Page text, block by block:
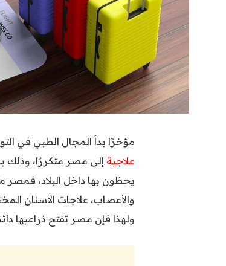
مؤخرًا بدأ المجال الطبي في
علاجية إلى مصر متكررًا، وذلك
يحظون بها داخل البلاد،
والأعصاب، علاجات الأسنان
ولهذا فإن مصر تفتح ذراعيها